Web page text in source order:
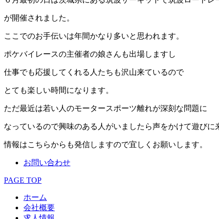
が開催されました。
ここでのお手伝いは年間かなり多いと思われます。
ポケバイレースの主催者の娘さんも出場しますし
仕事でも応援してくれる人たちも沢山来ているので
とても楽しい時間になります。
ただ最近は若い人のモータースポーツ離れが深刻な問題に
なっているので興味のある人がいましたら声をかけて遊びに
情報はこちらからも発信しますので宜しくお願いします。
お問い合わせ
PAGE TOP
ホーム
会社概要